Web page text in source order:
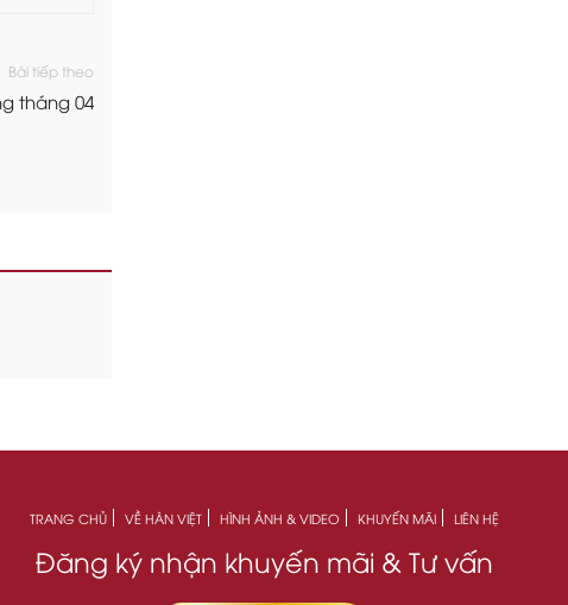
Bài tiếp theo
tháng 04
TRANG CHỦ VỀ HÀN VIỆT HÌNH ẢNH & VIDEO KHUYẾN MÃI LIÊN HỆ
Đăng ký nhận khuyến mãi & Tư vấn